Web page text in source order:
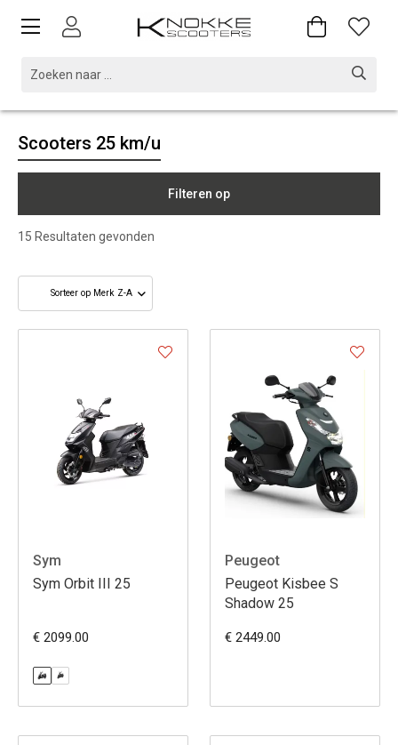
Scooters 25 km/u
Filteren op
15 Resultaten gevonden
Sym
Sym Orbit III 25
€ 2099.00
Peugeot
Peugeot Kisbee S
Shadow 25
€ 2449.00